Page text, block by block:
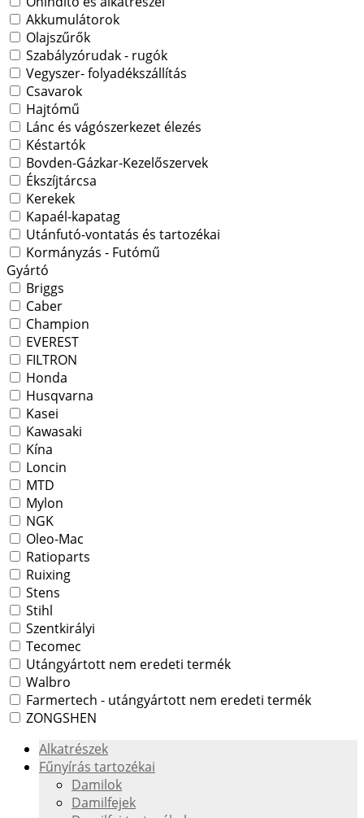
Akkumulátorok
Olajszűrők
Szabályzórudak - rugók
Vegyszer- folyadékszállítás
Csavarok
Hajtómű
Lánc és vágószerkezet élezés
Késtartók
Bovden-Gázkar-Kezelőszervek
Ékszíjtárcsa
Kerekek
Kapaél-kapatag
Utánfutó-vontatás és tartozékai
Kormányzás - Futómű
Gyártó
Briggs
Caber
Champion
EVEREST
FILTRON
Honda
Husqvarna
Kasei
Kawasaki
Kína
Loncin
MTD
Mylon
NGK
Oleo-Mac
Ratioparts
Ruixing
Stens
Stihl
Szentkirályi
Tecomec
Utángyártott nem eredeti termék
Walbro
Farmertech - utángyártott nem eredeti termék
ZONGSHEN
Alkatrészek
Fűnyírás tartozékai
Damilok
Damilfejek